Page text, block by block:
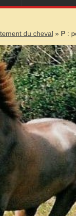
du cheval » P :